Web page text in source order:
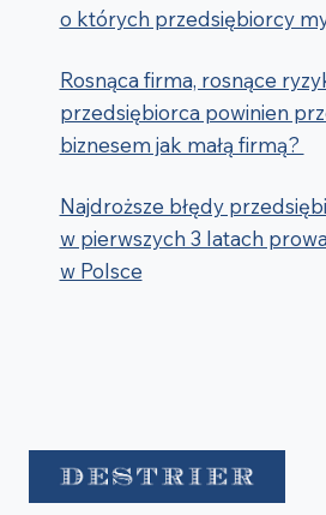
o których przedsiębiorcy
Rosnąca firma, rosnące
przedsiębiorca powinien
biznesem jak małą firmą?
Najdroższe błędy
w pierwszych 3 latach
w Polsce